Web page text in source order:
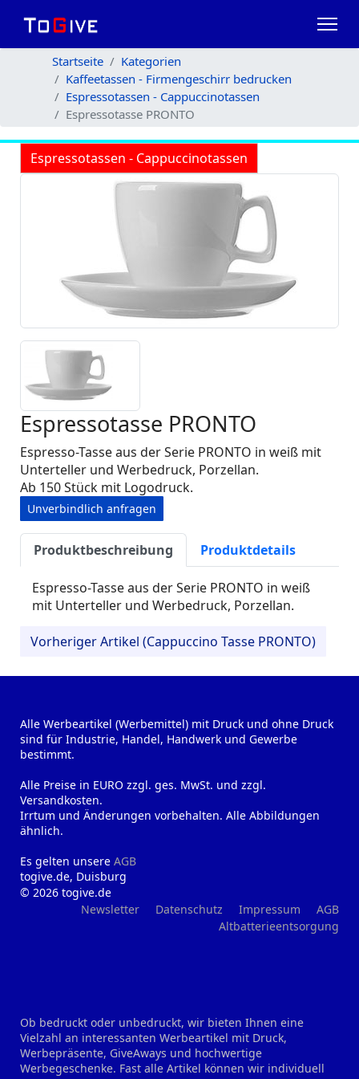
Startseite
Kategorien
Kaffeetassen - Firmengeschirr bedrucken
Espressotassen - Cappuccinotassen
Espressotasse PRONTO
Espressotassen - Cappuccinotassen
Espressotasse PRONTO
Espresso-Tasse aus der Serie PRONTO in weiß mit
Unterteller und Werbedruck, Porzellan.
Ab 150 Stück mit Logodruck.
Unverbindlich anfragen
Produktbeschreibung Produktdetails
Espresso-Tasse aus der Serie PRONTO in weiß
mit Unterteller und Werbedruck, Porzellan.
Vorheriger Artikel (Cappuccino Tasse PRONTO)
Alle Werbeartikel (Werbemittel) mit Druck und ohne Druck
sind für Industrie, Handel, Handwerk und Gewerbe
bestimmt.
Alle Preise in EURO zzgl. ges. MwSt. und zzgl.
Versandkosten.
Irrtum und Änderungen vorbehalten. Alle Abbildungen
ähnlich.
Es gelten unsere AGB
togive.de, Duisburg
© 2026 togive.de
Newsletter
Datenschutz Impressum
AGB
Altbatterieentsorgung
Ob bedruckt oder unbedruckt, wir bieten Ihnen eine
Vielzahl an interessanten Werbeartikel mit Druck,
Werbepräsente, GiveAways und hochwertige
Werbegeschenke. Fast alle Artikel können wir individuell